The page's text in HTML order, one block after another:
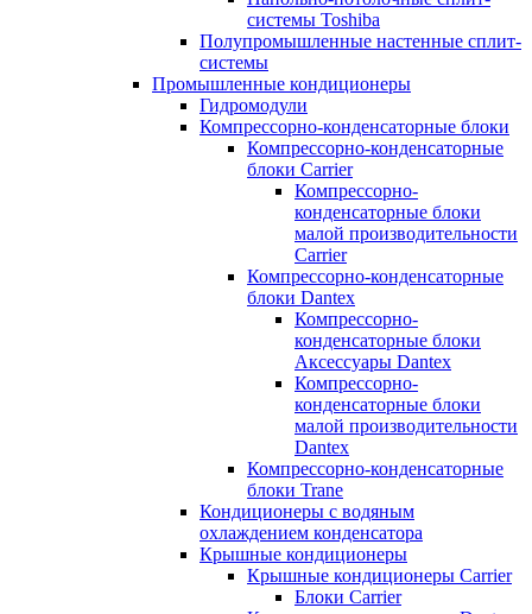
системы Toshiba
Полупромышленные настенные сплит-
системы
Промышленные кондиционеры
Гидромодули
Компрессорно-конденсаторные блоки
Компрессорно-конденсаторные
блоки Carrier
Компрессорно-
конденсаторные блоки
малой производительности
Carrier
Компрессорно-конденсаторные
блоки Dantex
Компрессорно-
конденсаторные блоки
Аксессуары Dantex
Компрессорно-
конденсаторные блоки
малой производительности
Dantex
Компрессорно-конденсаторные
блоки Trane
Кондиционеры с водяным
охлаждением конденсатора
Крышные кондиционеры
Крышные кондиционеры Carrier
Блоки Carrier